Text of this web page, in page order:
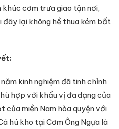
khúc cơm trưa giao tận nơi,
lại không hề thua kém bất
kinh nghiệm đã tinh chỉnh
hợp với khẩu vị đa dạng của
của miền Nam hòa quyện với
hú kho tại Cơm Ông Ngựa là